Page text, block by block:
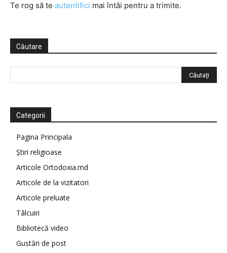
Te rog să te autentifici mai întâi pentru a trimite.
Căutare
Categorii
Pagina Principala
Știri religioase
Articole Ortodoxia.md
Articole de la vizitatori
Articole preluate
Tâlcuiri
Bibliotecă video
Gustări de post